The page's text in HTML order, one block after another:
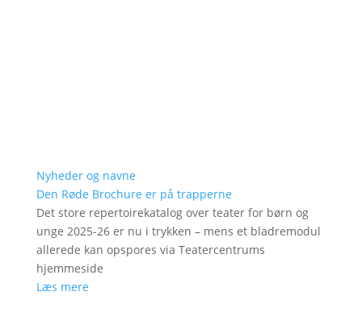
Nyheder og navne
Den Røde Brochure er på trapperne
Det store repertoirekatalog over teater for børn og
unge 2025-26 er nu i trykken – mens et bladremodul
allerede kan opspores via Teatercentrums
hjemmeside
Læs mere